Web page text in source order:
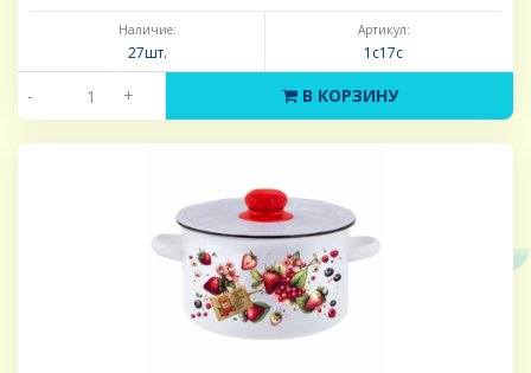
Наличие:
27шт.
Артикул:
1с17с
- + В КОРЗИНУ